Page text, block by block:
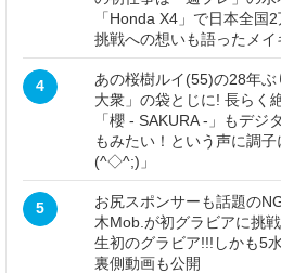
「Honda X4」で日本全国
挑戦への想いも語ったメイ
4
あの桜樹ルイ(55)の28年
大衆」の袋とじに! 長らく
「櫻 - SAKURA -」もデジ
もみたい！という声に調
(^◇^;)」
5
お尻スポンサーも話題の
木Mob.が初グラビアに挑
生初のグラビア!!!しかも5
裏側動画も公開